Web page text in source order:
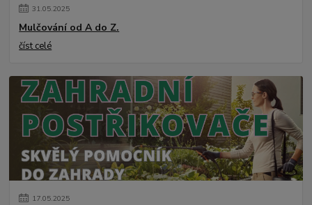
31.05.2025
Mulčování od A do Z.
číst celé
17.05.2025